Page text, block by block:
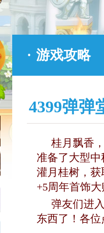
· 游戏攻略
4399弹弹
桂月飘香，
准备了大型
灌月桂树，
+5周年首饰
弹友们进入
东西了！各